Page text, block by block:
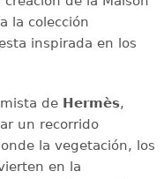
la colección
inspirada en los
de Hermès,
un recorrido
la vegetación, los
en la